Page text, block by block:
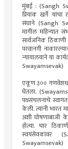
मुंबई : (Sangh
प्रियांक खर्गे यांचा
संघाने (Sangh
मागील महिन्यात
सार्वजनिक ठिकाणी
परवानगी
न्यायालयाने या
Swayamsevak)
एकूण ३००
घेतला.
पथसंचलनाचे स्वागत
केली. त्यांनी भारत
अशी घोषणाबाजी
होत्या. चार
स्वयंसेवकांवर
Swayamsevak)